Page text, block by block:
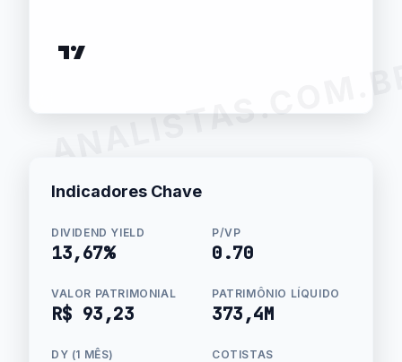
Indicadores Chave
DIVIDEND YIELD
13,67%
P/VP
0.70
VALOR PATRIMONIAL
R$ 93,23
PATRIMÔNIO LÍQUIDO
373,4M
DY (1 MÊS) COTISTAS